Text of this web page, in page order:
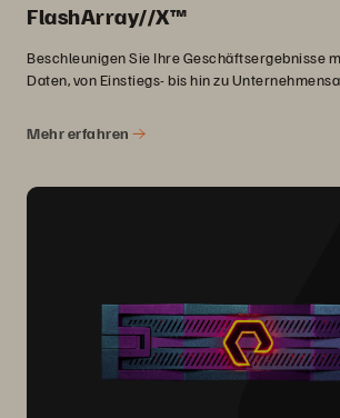
FlashArray//X™
Beschleunigen Sie Ihre Geschäftsergebnisse
Daten, von Einstiegs- bis hin zu
Mehr erfahren